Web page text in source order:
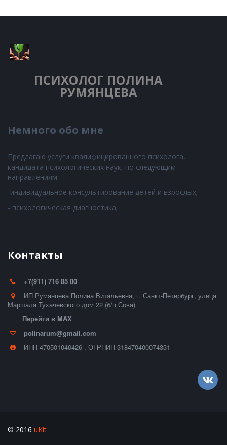
ПСИХОЛОГ ПОЛИНА
РУМЯНЦЕВА
Немного обо мне
Предлагаю услуги квалифицированного психолога,
кандидата психологических наук, по следующим
направлениям:
-индивидуальное консультирование детей и взрослых;
- психологическая диагностика;
Контакты
+7(911) 716 85 00
ИП Румянцева Полина Витальевна, г. Санкт-Петербург, улица
Маршала Тухачевского дом 22 (б/ц Сова)
Перейти в MAX
polinarum@gmail.com
ИНН 470501040426 , ОГРНИП 318470400074331
© 2016 uKit